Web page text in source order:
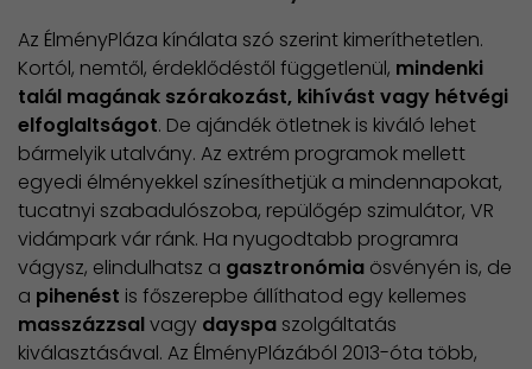
Az ÉlményPláza kínálata szó szerint kimeríthetetlen.
Kortól, nemtől, érdeklődéstől függetlenül, mindenki
talál magának szórakozást, kihívást vagy hétvégi
elfoglaltságot. De ajándék ötletnek is kiváló lehet
bármelyik utalvány. Az extrém programok mellett
egyedi élményekkel színesíthetjük a mindennapokat,
tucatnyi szabadulószoba, repülőgép szimulátor, VR
vidámpark vár ránk. Ha nyugodtabb programra
vágysz, elindulhatsz a gasztronómia ösvényén is, de
a pihenést is főszerepbe állíthatod egy kellemes
masszázzsalvagy dayspa szolgáltatás
kiválasztásával. Az ÉlményPlázából 2013-óta több,